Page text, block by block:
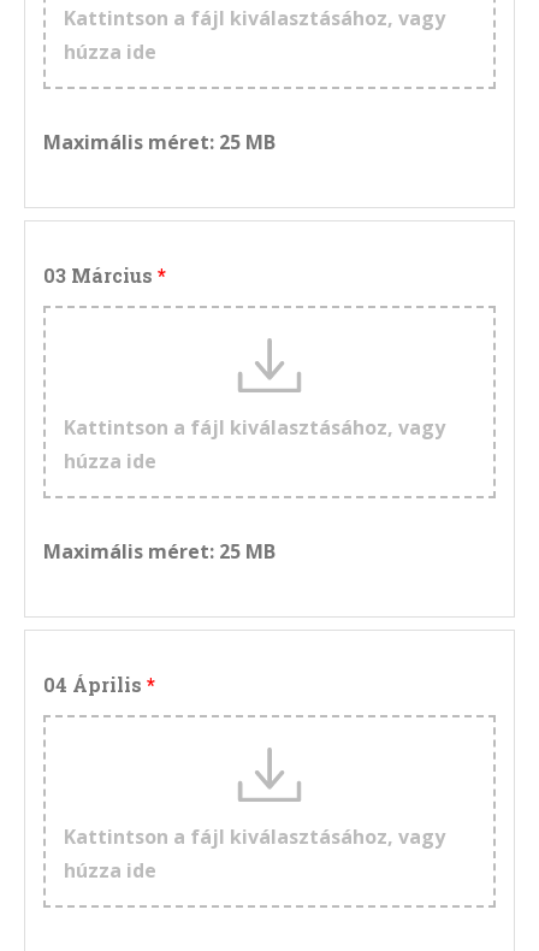
Kattintson a fájl kiválasztásához, vagy
húzza ide
Maximális méret: 25 MB
03 Március
Kattintson a fájl kiválasztásához, vagy
húzza ide
Maximális méret: 25 MB
04 Április
Kattintson a fájl kiválasztásához, vagy
húzza ide